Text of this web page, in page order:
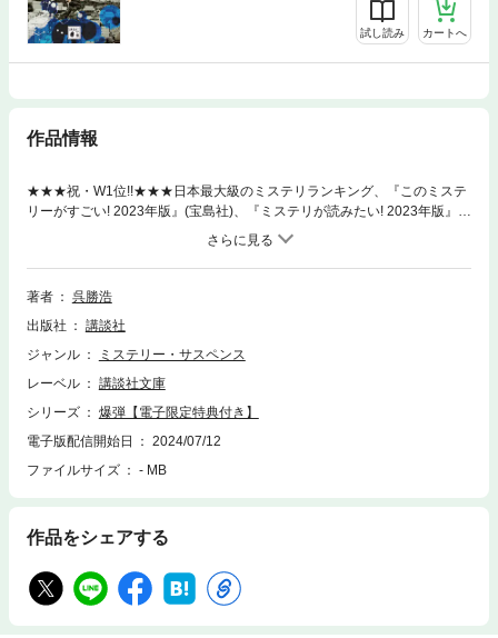
試し読み カートへ
作品情報
★★★祝・W1位!!★★★日本最大級のミステリランキング、『このミステ
リーがすごい! 2023年版』(宝島社)、『ミステリが読みたい! 2023年版』
(ハヤカワミステリマガジン2023年1月号)国内篇で驚異の2冠!!これを読ま
ねば、“旬”のミステリーは語れない!◎第167回直木賞候補作◎◎各書評で大
絶賛!!◎☆☆☆東京中に爆弾。怪物級ミステリ－！自称・スズキタゴサク。
取調室に捕らわれた冴えない男が、突如「十時に爆発があります」と予言
感”だと嘯くタゴサクに、警視庁特殊犯係の類家は情報を引き出すべく知能
戦を挑む。炎上する東京。拡散する悪意を前に、正義は守れるか。【業
テリの爆弾。取扱注意。ーー大森望(書評家)この作家は自身の最高傑作を
どこまで更新してゆくのだろうか。ーー千街晶之(書評家)登場人物の個々
の物語であると同時に、正体の見えない集団というもののありようを描い
た力作だ。ーー瀧井朝世(ライター)この作品を読むことで自分の悪意の総
量がわかってしまう。ーー櫻井美怜(成田本店みなと高台店)爆風に備え
は特典として、『法廷占拠 爆弾２』の「試し読み増量版」を収録してい
ます。
著者
呉勝浩
出版社
講談社
ジャンル
ミステリー・サスペンス
レーベル
講談社文庫
シリーズ
爆弾【電子限定特典付き】
電子版配信開始日
2024/07/12
ファイルサイズ
- MB
作品をシェアする